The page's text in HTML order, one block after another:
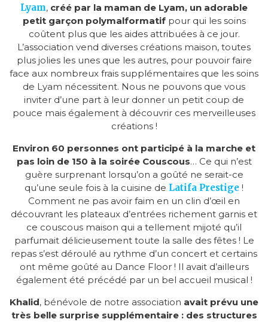
Lyam, créé par la maman de Lyam, un adorable
petit garçon polymalformatifpour qui les soins
coûtent plus que les aides attribuées à ce jour.
L’association vend diverses créations maison, toutes
plus jolies les unes que les autres, pour pouvoir faire
face aux nombreux frais supplémentaires que les soins
de Lyam nécessitent. Nous ne pouvons que vous
inviter d’une part à leur donner un petit coup de
pouce mais également à découvrir ces merveilleuses
créations !
Environ 60 personnes ont participé à la marche et
pas loin de 150 à la soirée Couscous… Ce qui n’est
guère surprenant lorsqu’on a goûté ne serait-ce
qu’une seule fois à la cuisine de Latifa Prestige !
Comment ne pas avoir faim en un clin d’œil en
découvrant les plateaux d’entrées richement garnis et
ce couscous maison qui a tellement mijoté qu’il
parfumait délicieusement toute la salle des fêtes ! Le
repas s’est déroulé au rythme d’un concert et certains
ont même goûté au Dance Floor ! Il avait d’ailleurs
également été précédé par un bel accueil musical !
Khalid, bénévole de notre association avait prévu une
très belle surprise supplémentaire : des structures